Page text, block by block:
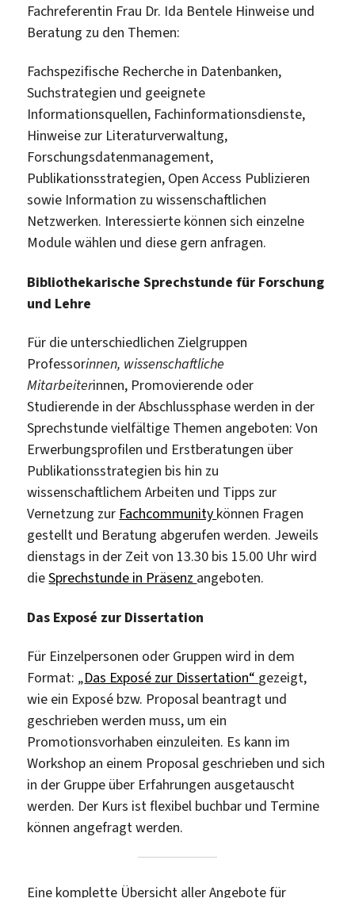
Fachreferentin Frau Dr. Ida Bentele Hinweise und
Beratung zu den Themen:
Fachspezifische Recherche in Datenbanken,
Suchstrategien und geeignete
Informationsquellen, Fachinformationsdienste,
Hinweise zur Literaturverwaltung,
Forschungsdatenmanagement,
Publikationsstrategien, Open Access Publizieren
sowie Information zu wissenschaftlichen
Netzwerken. Interessierte können sich einzelne
Module wählen und diese gern anfragen.
Bibliothekarische Sprechstunde für Forschung
und Lehre
Für die unterschiedlichen Zielgruppen
Professorinnen, wissenschaftliche
Mitarbeiterinnen, Promovierende oder
Studierende in der Abschlussphase werden in der
Sprechstunde vielfältige Themen angeboten: Von
Erwerbungsprofilen und Erstberatungen über
Publikationsstrategien bis hin zu
wissenschaftlichem Arbeiten und Tipps zur
Vernetzung zur Fachcommunity können Fragen
gestellt und Beratung abgerufen werden. Jeweils
dienstags in der Zeit von 13.30 bis 15.00 Uhr wird
dieSprechstunde in Präsenz angeboten.
Das Exposé zur Dissertation
Für Einzelpersonen oder Gruppen wird in dem
Format: „Das Exposé zur Dissertation“ gezeigt,
wie ein Exposé bzw. Proposal beantragt und
geschrieben werden muss, um ein
Promotionsvorhaben einzuleiten. Es kann im
Workshop an einem Proposal geschrieben und sich
in der Gruppe über Erfahrungen ausgetauscht
werden. Der Kurs ist flexibel buchbar und Termine
können angefragt werden.
Eine komplette Übersicht aller Angebote für